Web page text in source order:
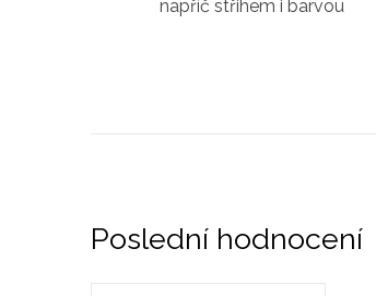
napříč střihem i barvou
Poslední hodnocení